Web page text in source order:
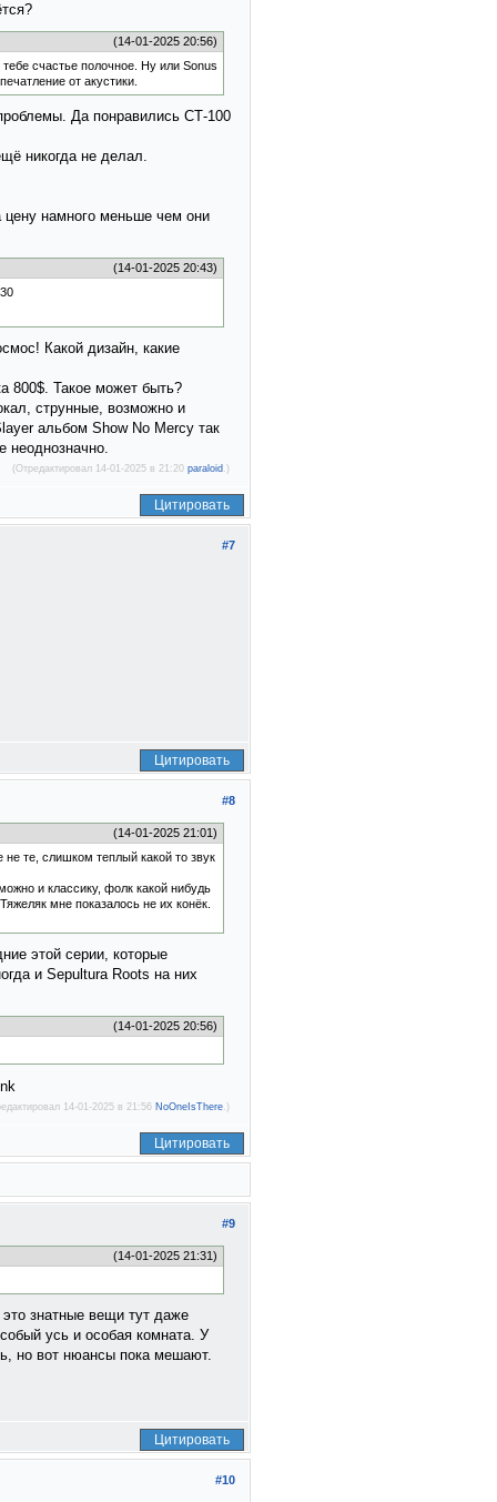
(14-01-2025 20:56)
счастье полочное. Ну или Sonus
от акустики.
Да понравились СТ-100
никогда не делал.
цену намного меньше чем они
(14-01-2025 20:43)
Какой дизайн, какие
800$. Такое может быть?
струнные, возможно и
альбом Show No Mercy так
(Отредактировал 14-01-2025 в 21:20 paraloid .)
Цитировать
#7
Цитировать
#8
(14-01-2025 21:01)
те, слишком теплый какой то звук
и классику, фолк какой нибудь
мне показалось не их конёк.
этой серии, которые
и Sepultura Roots на них
(14-01-2025 20:56)
14-01-2025 в 21:56 NoOneIsThere .)
Цитировать
#9
(14-01-2025 21:31)
знатные вещи тут даже
усь и особая комната. У
но вот нюансы пока мешают.
Цитировать
#10